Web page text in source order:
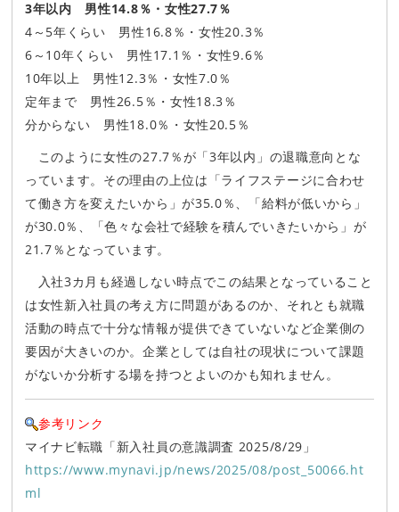
3年以内 男性14.8％・女性27.7％
4～5年くらい 男性16.8％・女性20.3％
6～10年くらい 男性17.1％・女性9.6％
10年以上 男性12.3％・女性7.0％
定年まで 男性26.5％・女性18.3％
分からない 男性18.0％・女性20.5％
このように女性の27.7％が「3年以内」の退職意向とな
っています。その理由の上位は「ライフステージに合わせ
て働き方を変えたいから」が35.0％、「給料が低いから」
が30.0％、「色々な会社で経験を積んでいきたいから」が
21.7％となっています。
入社3カ月も経過しない時点でこの結果となっていること
は女性新入社員の考え方に問題があるのか、それとも就職
活動の時点で十分な情報が提供できていないなど企業側の
要因が大きいのか。企業としては自社の現状について課題
がないか分析する場を持つとよいのかも知れません。
参考リンク
マイナビ転職「新入社員の意識調査 2025/8/29」
https://www.mynavi.jp/news/2025/08/post_50066.ht
ml